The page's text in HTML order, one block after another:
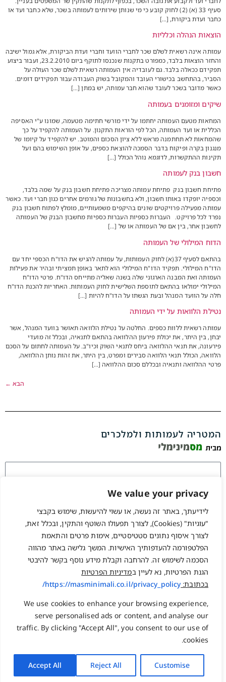
We value your privacy
לידיעתך, באתר זה נעשה, או עשוי להיעשות, שימוש בקבצי
"עוגיות" (Cookies), לצורך תפעולו השוטף והתקין, ובכלל זאת,
לצורך איסוף נתונים סטטיסטיים, אימות פרטים והתאמת
הפלטפורמה להעדפותיך האישיות. המשך גלישה באתר מהווה
הסכמה לשימוש זה. להרחבה וקבלת מידע נוסף בקשר להיבטי
הגנת הפרטיות, נא לעיין במדיניות הפרטיות
בכתובת: https://masminimali.co.il/privacy_policy/
We use cookies to enhance your browsing experience,
serve personalised ads or content, and analyse our
traffic. By clicking "Accept All", you consent to our use of
cookies.
Customise
Reject All
Accept All
סעיף 33 (א) (2) לחוק קובע כי מי שנותן שירותים לעמותה בשכר, שלא כחבר ועד או
כחבר ועדת ביקורת, […]
הוצאות הנהלה וכלליות
עמותה אינה רשאית לשלם שכר לחברי הוועד וחברי ועדת הביקורת, אלא גמול ישיבה
והחזר הוצאות בלבד, כמפורט בתקנות שנכנסו לתוקף ביום 23.2.2010, ועבור ביצוע
תפקידם ככאלה בלבד. גם לעובדיה אין העמותה רשאית לשלם שכר העולה על
הסביר, בהתחשב בכישורי העובד והמקובל בשוק העבודה עבור תפקידים דומים.
כאשר מדובר בשכר לעובד שהוא חבר עמותה, יש במתן […]
שיקים ומזומנים בעמותה
המחאות מטעם העמותה יחתמו על ידי מורשי חתימה מטעמה, שמונו ע"י האסיפה
הכללית או ועד העמותה, הכל לפי הוראות התקנון. על העמותה להקפיד על כך
שהמחאות לא תחתמנה מראש ללא ציון הסכום והמוטב. יש להקפיד על קיומו של
מנגנון בקרה ופיקוח בדבר הסמכה להוצאת כספים, על אופן השימוש בהם ועל
תקינות ההתקשרות, לדוגמא נוהל הכולל […]
חשבון בנק לעמותה
פתיחת חשבון בנק פתיחת עמותה מצריכה פתיחת חשבון בנק על שמה בלבד,
וכספיה יופקדו באותו חשבון, ולא בחשבונות של גורמים אחרים כגון חברי ועד. כאשר
עמותה מפעילה פרויקטים שונים בהיקפים משמעותיים, מומלץ לפתוח חשבון בנק
נפרד לכל פרויקט. העברות כספיות העברות כספיות מחשבון הבנק של העמותה
לחשבון אחר, בין אם של העמותה או של […]
הדוח המילולי של העמותה
בהתאם לסעיף 37(א) לחוק העמותות, על עמותה להגיש את הדו"ח הכספי יחד עם
הדו"ח המילולי. תפקיד הדו"ח המילולי הוא לתאר באופן תמציתי ובהיר את פעילות
העמותה ואת המבנה הארגוני שלה בשנה שאליה מתייחס הדו"ח. פרטי הדו"ח
המילולי ימולאו בהתאם לתוספת השלישית לחוק העמותות. האחריות להכנת הדו"ח
חלה על הוועד המנהל ובעת הגשתו על הדו"ח להיות […]
נטילת הלוואות על ידי העמותה
עמותה רשאית ללוות כספים. החלטה על נטילת הלוואה תאושר בוועד המנהל, אשר
יבחן, בין היתר, את יכולת פירעון ההלוואה בהתאם לתנאיה, ובכלל זה מועדי
פירעונה, את תנאי ההלוואה ביחס לתנאי השוק וכיו"ב. על העמותה לחתום על הסכם
הלוואה, הכולל תנאי הלוואה סבירים ומפרט, בין היתר, את זהות נותן ההלוואה,
פרטי ההלוואה ותנאיה ובכללם סכום ההלוואה […]
הבא ←
המטריה לעמותות ולמלכרים
זכור אותי
התחברות
המלאכה 17, בנימינה
ת.ד. 1584 גבעת עדה 3780800
משרד: 077-2231222
פקס : 03-5098131
ימים א-ה 08:30-17:30
להוסיף אותי לאנשי
הקשר שלך
ראשי
מאגר הידע המקצועי